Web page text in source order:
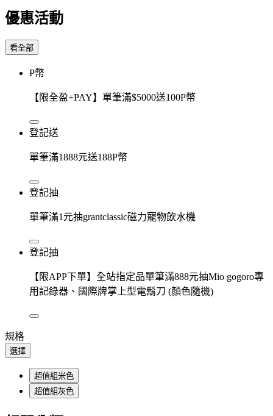
優惠活動
看全部
P幣
【限全盈+PAY】單筆滿$5000送100P幣
登記送
單筆滿1888元送188P幣
登記抽
單筆滿1元抽grantclassic磁力寵物飲水機
登記抽
【限APP下單】全站指定品單筆滿888元抽Mio gogoro專
用記錄器、國際牌掌上型電鬍刀 (顏色隨機)
規格
選擇
超值組米色
超值組灰色